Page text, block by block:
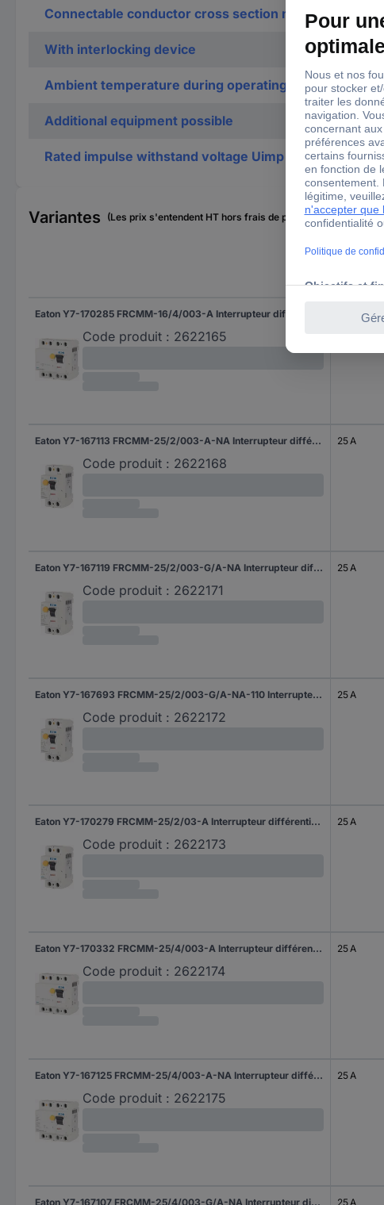
Connectable conductor cross section multi-wired
With interlocking device
Ambient temperature during operating
Additional equipment possible
Rated impulse withstand voltage Uimp
Variantes (Les prix s'entendent HT hors frais de port)
Courant
Code produit : 2622165
Eaton Y7-167113 FRCMM-25/2/003-A-NA Interrupteur différentiel biphasé A 25 A 0.03 A
Code produit : 2622168
25 A
Eaton Y7-167119 FRCMM-25/2/003-G/A-NA Interrupteur différentiel biphasé G/A 25 A 0.03 A
Code produit : 2622171
25 A
Eaton Y7-167693 FRCMM-25/2/003-G/A-NA-110 Interrupteur différentiel biphasé G/A 25 A 0.03 A
Code produit : 2622172
25 A
Eaton Y7-170279 FRCMM-25/2/03-A Interrupteur différentiel biphasé A 25 A 0.03 A
Code produit : 2622173
25 A
Eaton Y7-170332 FRCMM-25/4/003-A Interrupteur différentiel triphasé A 25 A 0.03 A
Code produit : 2622174
25 A
Eaton Y7-167125 FRCMM-25/4/003-A-NA Interrupteur différentiel triphasé A 25 A 0.03 A
Code produit : 2622175
25 A
Eaton Y7-167107 FRCMM-25/4/003-G/A-NA Interrupteur différentiel triphasé G/A 25 A 0.03 A 25 A